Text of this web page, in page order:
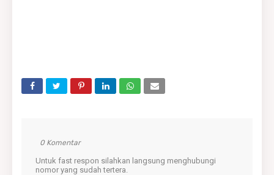
0 Komentar
Untuk fast respon silahkan langsung menghubungi
nomor yang sudah tertera.